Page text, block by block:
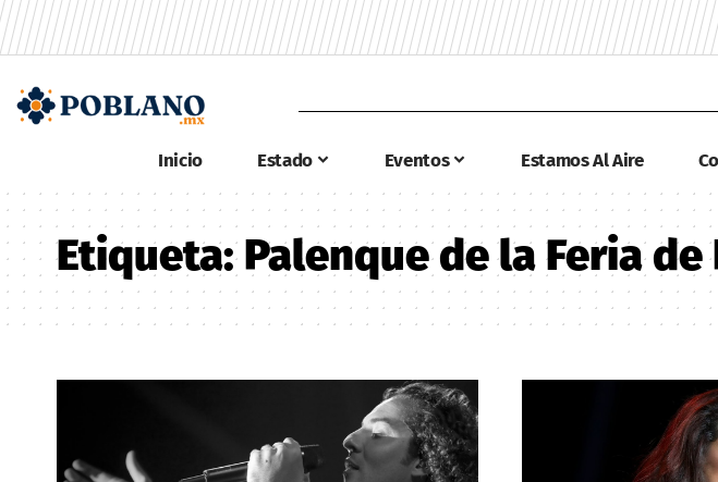
Inicio Estado Eventos Estamos Al Aire
Etiqueta:Palenque de la Feria de